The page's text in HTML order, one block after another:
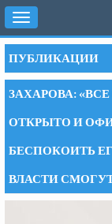
Toggle
navigation
ПУБЛИКАЦИИ
ЗАХАРОВА:
ОТКРЫТО И
БЕСПОКОИТЬ
ВЛАСТИ